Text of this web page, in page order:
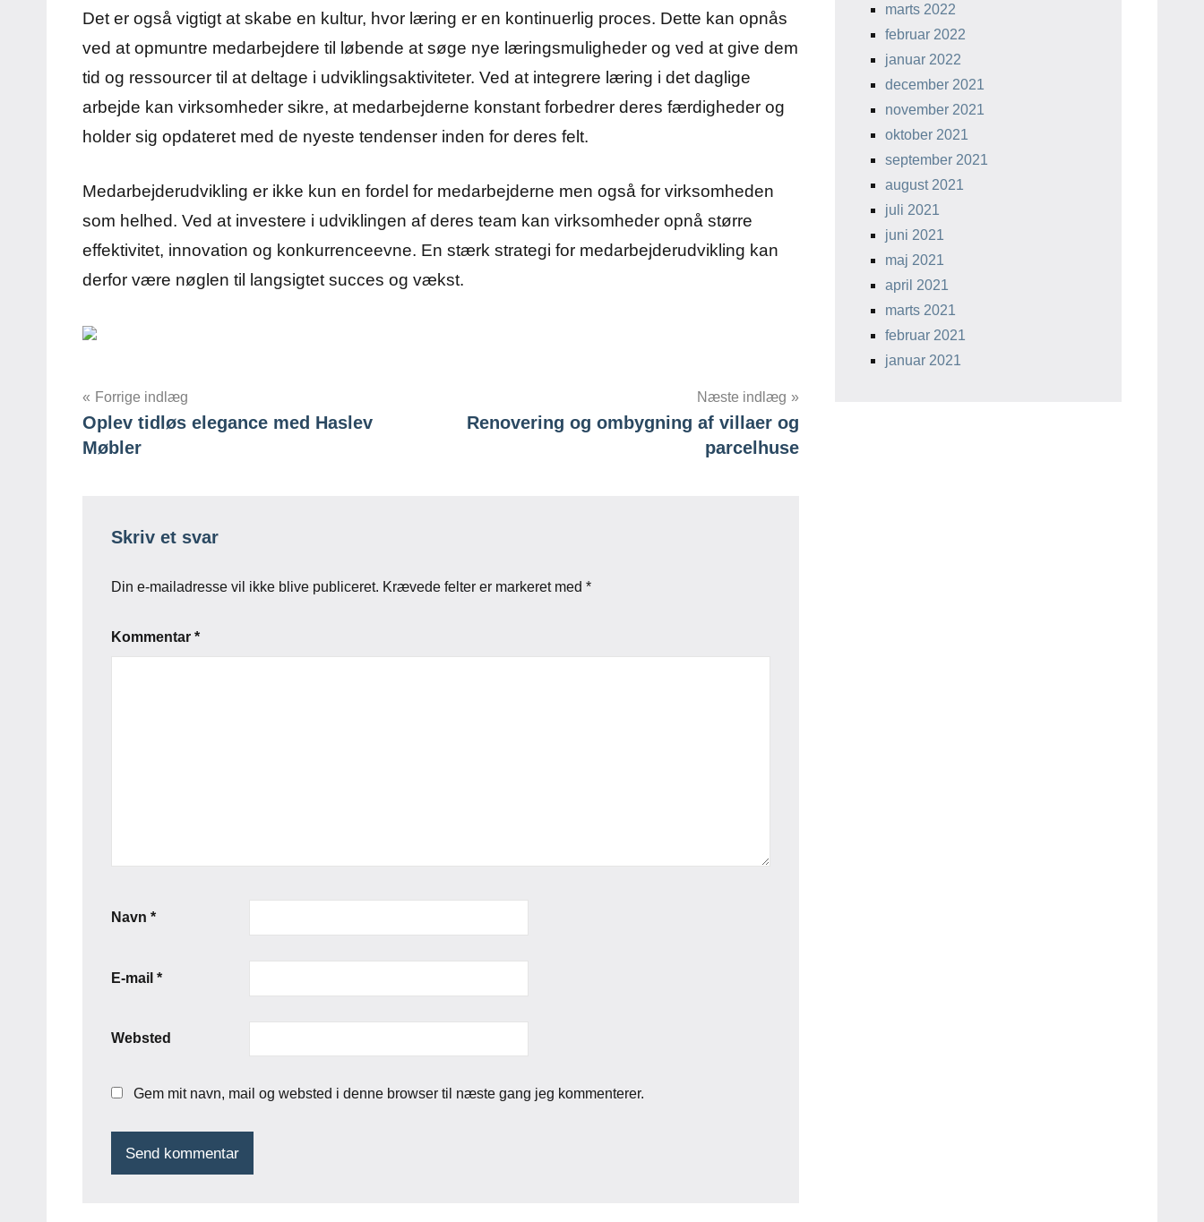
Det er også vigtigt at skabe en kultur, hvor læring er en kontinuerlig proces. Dette kan opnås
ved at opmuntre medarbejdere til løbende at søge nye læringsmuligheder og ved at give dem
tid og ressourcer til at deltage i udviklingsaktiviteter. Ved at integrere læring i det daglige
arbejde kan virksomheder sikre, at medarbejderne konstant forbedrer deres færdigheder og
holder sig opdateret med de nyeste tendenser inden for deres felt.
Medarbejderudvikling er ikke kun en fordel for medarbejderne men også for virksomheden
som helhed. Ved at investere i udviklingen af deres team kan virksomheder opnå større
effektivitet, innovation og konkurrenceevne. En stærk strategi for medarbejderudvikling kan
derfor være nøglen til langsigtet succes og vækst.
Indlægsnavigation
Forrige indlæg
Oplev tidløs elegance med Haslev
Møbler
Næste indlæg
Renovering og ombygning af villaer og
parcelhuse
Skriv et svar
Din e-mailadresse vil ikke blive publiceret. Krævede felter er markeret med *
Kommentar *
Navn *
E-mail *
Websted
Gem mit navn, mail og websted i denne browser til næste gang jeg kommenterer.
marts 2022
februar 2022
januar 2022
december 2021
november 2021
oktober 2021
september 2021
august 2021
juli 2021
juni 2021
maj 2021
april 2021
marts 2021
februar 2021
januar 2021